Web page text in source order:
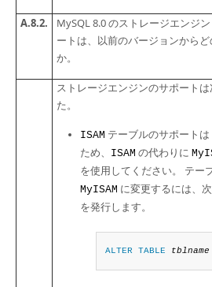
A.8.2.
MySQL 8.0 のストレージエンジ
ートは、以前のバージョンから
か。
ストレージエンジンのサポート
た。
ISAM テーブルのサポート
ため、
ISAM の代わりに
を使用してください。 テー
MyISAM に変更するには、
を発行します。
ALTER TABLE tblname